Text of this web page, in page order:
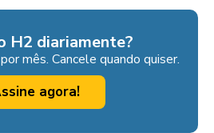
H2 diariamente?
mês. Cancele quando quiser.
agora!